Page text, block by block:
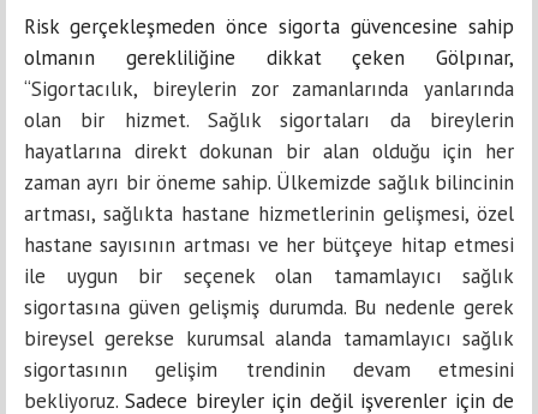
Risk gerçekleşmeden önce sigorta güvencesine sahip
olmanın gerekliliğine dikkat çeken Gölpınar,
“Sigortacılık, bireylerin zor zamanlarında yanlarında
olan bir hizmet. Sağlık sigortaları da bireylerin
hayatlarına direkt dokunan bir alan olduğu için her
zaman ayrı bir öneme sahip. Ülkemizde sağlık bilincinin
artması, sağlıkta hastane hizmetlerinin gelişmesi, özel
hastane sayısının artması ve her bütçeye hitap etmesi
ile uygun bir seçenek olan tamamlayıcı sağlık
sigortasına güven gelişmiş durumda. Bu nedenle gerek
bireysel gerekse kurumsal alanda tamamlayıcı sağlık
sigortasının gelişim trendinin devam etmesini
bekliyoruz.Sadece bireyler için değil işverenler için de